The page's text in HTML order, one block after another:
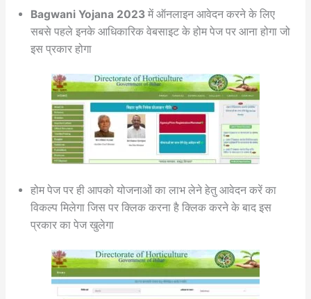
Bagwani Yojana 2023में ऑनलाइन आवेदन करने के लिए
सबसे पहले इनके आधिकारिक वेबसाइट के होम पेज पर आना होगा जो
इस प्रकार होगा
होम पेज पर ही आपको योजनाओं का लाभ लेने हेतु आवेदन करें का
विकल्प मिलेगा जिस पर क्लिक करना है क्लिक करने के बाद इस
प्रकार का पेज खुलेगा